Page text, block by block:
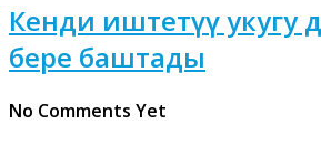
Кенди иштетүү укугу
бере баштады
No Comments Yet